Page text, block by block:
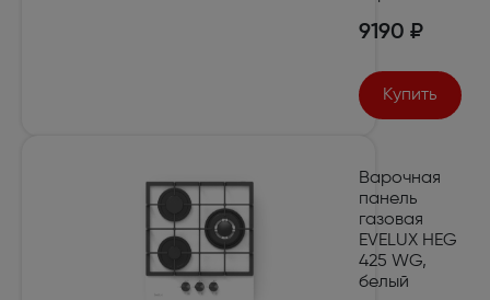
9190 ₽
Купить
Варочная
панель
газовая
EVELUX HEG
425 WG,
белый